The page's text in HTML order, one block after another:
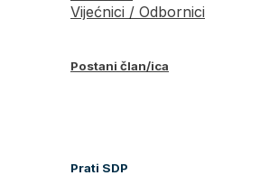
Vijećnici / Odbornici
Postani član/ica
Prati SDP